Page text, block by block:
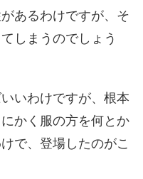
あるわけですが、そ
しまうのでしょう
いわけですが、根本
かく服の方を何とか
で、登場したのがこ